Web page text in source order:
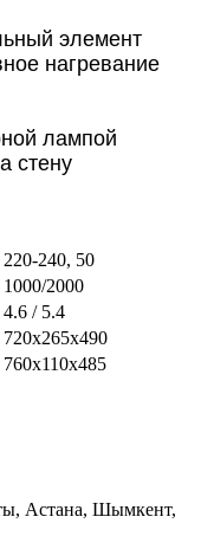
элемент
нагревание
лампой
стену
220-240, 50
1000/2000
4.6 / 5.4
720x265x490
760x110x485
Астана, Шымкент,